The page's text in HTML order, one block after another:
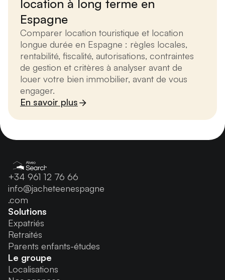
location à long terme en
Espagne
Comparer location touristique et location
longue durée en Espagne : règles locales,
rentabilité, fiscalité, autorisations, contraintes
de gestion et critères à analyser avant de
louer votre bien immobilier, avant de vous
engager.
En savoir plus
+34 961 12 76 66
info@jacheteenespagne
.com
Solutions
Expatriés
Retraités
Parents enfants-études
Le groupe
Localisations